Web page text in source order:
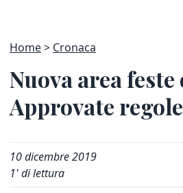
Home Cronaca
Nuova area
Approvate
10 dicembre 2019
1' di lettura